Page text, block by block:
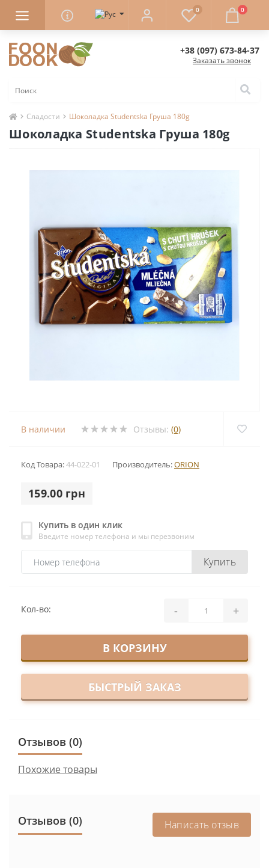
0 0
+38 (097) 673-84-37
Заказать звонок
Сладости Шоколадка Studentska Груша 180g
Шоколадка Studentska Груша 180g
В наличии Отзывы: (0)
Код Товара:44-022-01 Производитель:ORION
159.00 грн
Купить в один клик
Введите номер телефона и мы перезвоним
Купить
Кол-во: - +
В КОРЗИНУ
БЫСТРЫЙ ЗАКАЗ
Отзывов (0)
Похожие товары
Отзывов (0) Написать отзыв